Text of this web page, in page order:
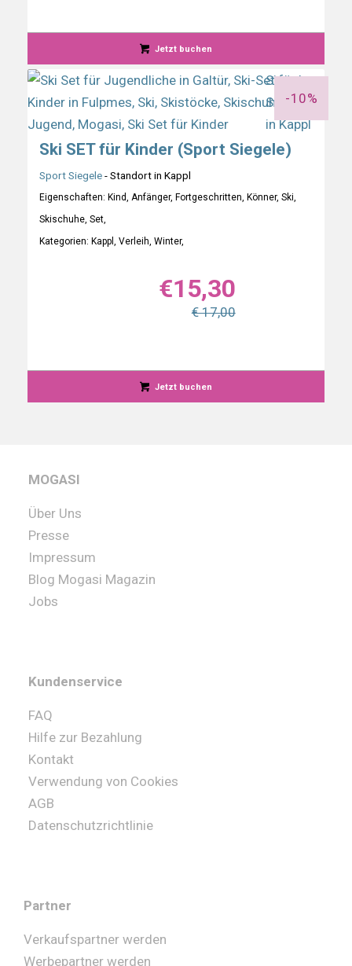
Jetzt buchen
-10%
Ski SET für Kinder (Sport Siegele)
Sport Siegele- Standort in Kappl
Eigenschaften: Kind, Anfänger, Fortgeschritten, Könner, Ski,
Skischuhe, Set,
Kategorien: Kappl, Verleih, Winter,
€15,30
€ 17,00
Jetzt buchen
MOGASI
Über Uns
Presse
Impressum
Blog Mogasi Magazin
Jobs
Kundenservice
FAQ
Hilfe zur Bezahlung
Kontakt
Verwendung von Cookies
AGB
Datenschutzrichtlinie
Partner
Verkaufspartner werden
Werbepartner werden